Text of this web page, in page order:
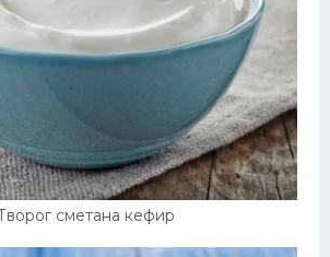
сметана кефир